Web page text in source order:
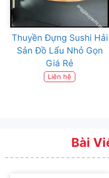
Thuyền Đựng Sushi Hải
Sản Đồ Lẩu Nhỏ Gọn
Giá Rẻ
Liên hệ
Bài